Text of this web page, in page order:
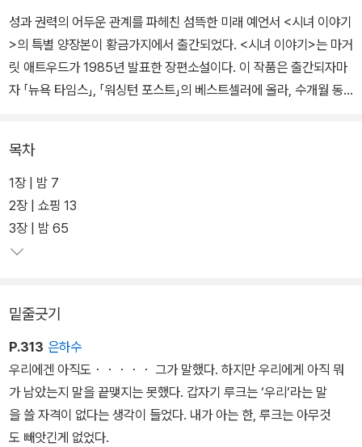
성과 권력의 어두운 관계를 파헤친 섬뜩한 미래 예언서 <시녀 이야기
>의 특별 양장본이 황금가지에서 출간되었다. <시녀 이야기>는 마거
릿 애트우드가 1985년 발표한 장편소설이다. 이 작품은 출간되자마
자 「뉴욕 타임스」, 「워싱턴 포스트」의 베스트셀러에 올라, 수개월 동
발표 당시 이 소설은 여성을 오직 자궁이라는 생식 기관을 가진 도구
로만 본다는 설정 때문에 큰 충격을 불러일으켰으며, 출간한 지 30년
이 되어가는 오늘날에 와서는 성과 가부장적 권력의 어두운 이면을
파헤친, 작가의 예리한 통찰력으로 인해 시대를 뛰어넘는 고전으로
평가받고 있다. 최근 Hulu 채널을 통해 드라마로 새롭게 선보이며 또
21세기 중반, 전지구적인 전쟁과 환경 오염, 각종 성질환으로 출생률
이 급격히 감소하면서 미국은 극심한 혼란 상태에 빠진다. 이때를 틈
타 가부장제와 성경을 근본으로 한 전체주의 국가 '길리아드'가 일어
나 국민들을 폭력적으로 억압하는데, 특히 여성들을 여러 계급으로
분류하여, 교묘하게 통제하고 착취하기 시작한다. 이에 평화롭게 살
목차
1장 | 밤 7
2장 | 쇼핑 13
3장 | 밤 65
밑줄긋기
P.313 은하수
우리에겐 아직도・・・・・ 그가 말했다. 하지만 우리에게 아직 뭐
가 남았는지 말을 끝맺지는 못했다. 갑자기 루크는 ‘우리‘라는 말
을 쓸 자격이 없다는 생각이 들었다. 내가 아는 한, 루크는 아무것
도 빼앗긴게 없었다.